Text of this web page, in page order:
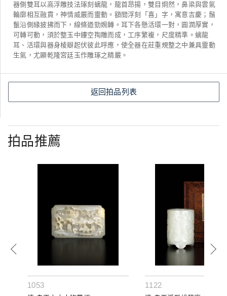
器側雙耳以高浮雕技法琢刻螭龍，龍首昂揚，雙目炯然，鼻梁與雲氣
輪廓相互融貫，神情威嚴而靈動。額間浮刻「喜」字，寓意吉慶；鬚
鬣沿側緣披拂而下，線條遒勁婉轉。耳下各懸活環一對，圓潤厚實，
可轉可動，須於整玉中鏤空掏雕而成，工序繁複，尺度精準。螭龍
耳、活環與器身棱瓣起伏彼此呼應，使全器在莊重規整之中兼具靈動
生氣，尤顯乾隆宮廷玉作雕琢之精嚴。
返回拍品列表
拍品推薦
1053 1122